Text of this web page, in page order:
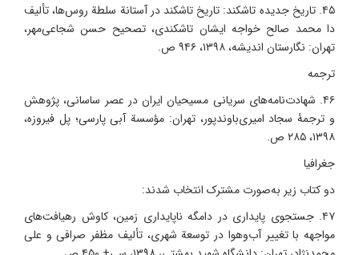
۴۵. تاریخ جدیده تاشکند: تاریخ تاشکند در آستانة سلطة روس‌ها، تألیف
دا محمد صالح خواجه ایشان تاشکندی، تصحیح حسن شجاعی‌مهر،
تهران: نگارستان اندیشه، ۱۳۹۸، ۹۴۶ ص.
ترجمه
۴۶. شهادت‌نامه‌های سریانی مسیحیان ایران در عصر ساسانی، پژوهش
و ترجمۀ سجاد امیری‌باوندپور، تهران: مؤسسة آبی پارسی؛ پل فیروزه،
۱۳۹۸، ۲۸۵ ص.
جغرافیا
دو کتاب زیر به‌صورت مشترک انتخاب شدند:
۴۷. جستجوی پایداری در دامگه ناپایداری زمین، کاوش رهیافت‌های
مواجهه با تغییر آب‌وهوا در توسعة شهری، تألیف مظفر صرافی و علی